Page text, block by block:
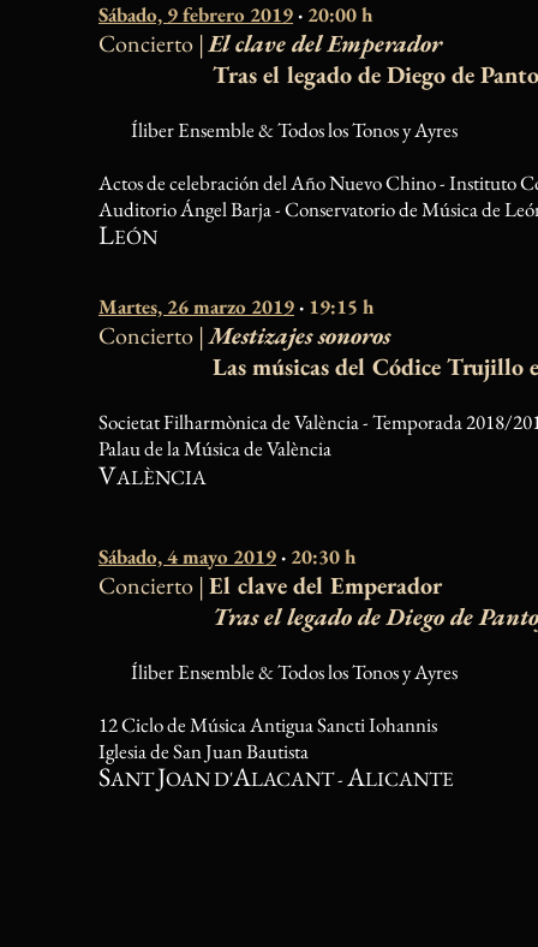
Sábado, 9 febrero 2019· 20:00 h
Concierto |El clave del Emperador
Tras el legado de Diego de
Íliber Ensemble & Todos los Tonos y Ayres
Actos de celebración del Año Nuevo Chino - Instituto
Auditorio Ángel Barja - Conservatorio de Música de
LEÓN
Martes, 26 marzo 2019· 19:15 h
Concierto |Mestizajes sonoros
Las músicas del Códice Trujillo en
Societat Filharmònica de València - Temporada 2018/
Palau de la Música de València
VALÈNCIA
Sábado, 4 mayo 2019· 20:30 h
Concierto |El clave del Emperador
Tras el legado de Diego de
Íliber Ensemble & Todos los Tonos y Ayres
12 Ciclo de Música Antigua Sancti Iohannis
Iglesia de San Juan Bautista
SANTJOAN D'ALACANT -ALICANTE